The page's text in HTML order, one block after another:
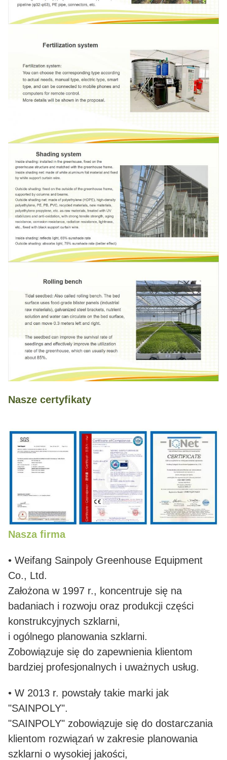
Nasze certyfikaty
Nasza firma
• Weifang Sainpoly Greenhouse Equipment
Co., Ltd.
Założona w 1997 r., koncentruje się na
badaniach i rozwoju oraz produkcji części
konstrukcyjnych szklarni,
i ogólnego planowania szklarni.
Zobowiązuje się do zapewnienia klientom
bardziej profesjonalnych i uważnych usług.
• W 2013 r. powstały takie marki jak
"SAINPOLY".
"SAINPOLY" zobowiązuje się do dostarczania
klientom rozwiązań w zakresie planowania
szklarni o wysokiej jakości,